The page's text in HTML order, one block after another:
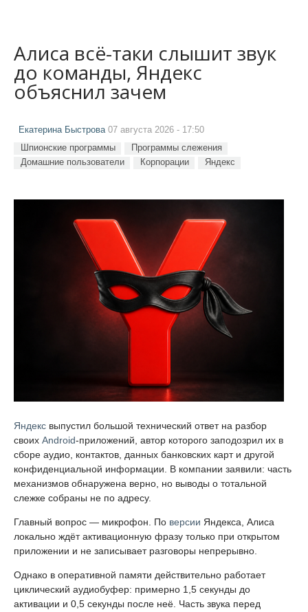
Алиса всё-таки слышит звук
до команды, Яндекс
объяснил зачем
Екатерина Быстрова 07 августа 2026 - 17:50
Шпионские программы
Программы слежения
Домашние пользователи
Корпорации Яндекс
Яндекс выпустил большой технический ответ на разбор
своих Android-приложений, автор которого заподозрил их в
сборе аудио, контактов, данных банковских карт и другой
конфиденциальной информации. В компании заявили: часть
механизмов обнаружена верно, но выводы о тотальной
слежке собраны не по адресу.
Главный вопрос — микрофон. По версии Яндекса, Алиса
локально ждёт активационную фразу только при открытом
приложении и не записывает разговоры непрерывно.
Однако в оперативной памяти действительно работает
циклический аудиобуфер: примерно 1,5 секунды до
активации и 0,5 секунды после неё. Часть звука перед